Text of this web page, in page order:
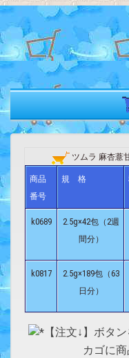
ツムラ 麻杏薏
商品
番号
規 格
k0689
2.5g×42包（2週
間分）
k0817
2.5g×189包（63
日分）
【注文↓】ボタ
カゴに商